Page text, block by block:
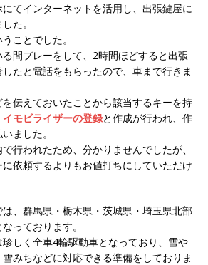
てインターネットを活用し、出張鍵屋に
た。
ことでした。
間プレーをして、2時間ほどすると出張
たと電話をもらったので、車まで行きま
伝えておいたことから該当するキーを持
イモビライザーの登録と作成が行われ、作
ました。
行われたため、分かりませんでしたが、
依頼するよりもお値打ちにしていただけ
、群馬県・栃木県・茨城県・埼玉県北部
っております。
しく全車4輪駆動車となっており、雪や
みちなどに対応できる準備をしておりま